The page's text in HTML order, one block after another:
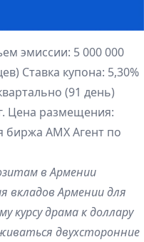
эмиссии: 5 000 000
Ставка купона: 5,30%
(91 день)
Цена размещения:
биржа AMX Агент по
в Армении
вкладов Армении для
курсу драма к доллару
двухсторонние